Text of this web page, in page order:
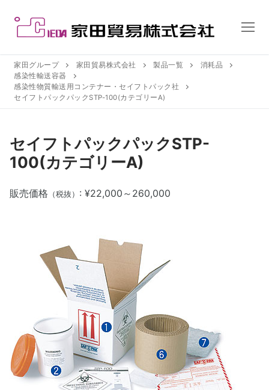
家田グループ 家田貿易株式会社 製品一覧
消耗品
感染性輸送容器
感染性物質輸送用コンテナー・セイフトパック社
セイフトパックパックSTP-100(カテゴリーA)
セイフトパックパックSTP-
100(カテゴリーA)
販売価格 （税抜） : ¥22,000～260,000